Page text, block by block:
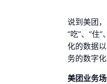
说到美团
“吃”、“住
化的数据
务的数字
美团业务